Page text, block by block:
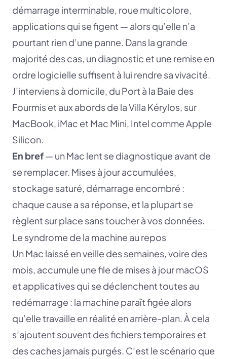
démarrage interminable, roue multicolore,
applications qui se figent — alors qu’elle n’a
pourtant rien d’une panne. Dans la grande
majorité des cas, un diagnostic et une remise en
ordre logicielle suffisent à lui rendre sa vivacité.
J’interviens à domicile, du Port à la Baie des
Fourmis et aux abords de la Villa Kérylos, sur
MacBook, iMac et Mac Mini, Intel comme Apple
Silicon.
En bref— un Mac lent se diagnostique avant de
se remplacer. Mises à jour accumulées,
stockage saturé, démarrage encombré :
chaque cause a sa réponse, et la plupart se
règlent sur place sans toucher à vos données.
Le syndrome de la machine au repos
Un Mac laissé en veille des semaines, voire des
mois, accumule une file de mises à jour macOS
et applicatives qui se déclenchent toutes au
redémarrage : la machine paraît figée alors
qu’elle travaille en réalité en arrière-plan. À cela
s’ajoutent souvent des fichiers temporaires et
des caches jamais purgés. C’est le scénario que